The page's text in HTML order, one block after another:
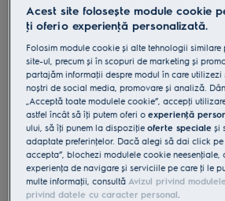
4.8 (33)
Fișa
Beneficii
Tehnologia uscătorului GentleCare 600
tale.
Usucă articole din bumbac și materiale
MixCare.
SensiCare măsoară dinamic, ajustează
excesivă
Acest site folosește module cookie
ţi oferi o experienţă personalizată.
Folosim module cookie și alte tehnologii similare
site-ul, precum și în scopuri de marketing și
partajăm informaţii despre modul în care utilizezi
noștri de social media, promovare și analiză.
„Acceptă toate modulele cookie”, accepţi
astfel încât să îţi putem oferi oexperienţă
ului, să îţi punem la dispoziţieoferte speciale și
adaptate preferinţelor. Dacă alegi să dai click pe
accepta”, blochezi modulele cookie neesenţiale,
experienţa de navigare și serviciile pe care ţi le
multe informaţii, consultă Avizul privind
privind datele cu caracter personal.